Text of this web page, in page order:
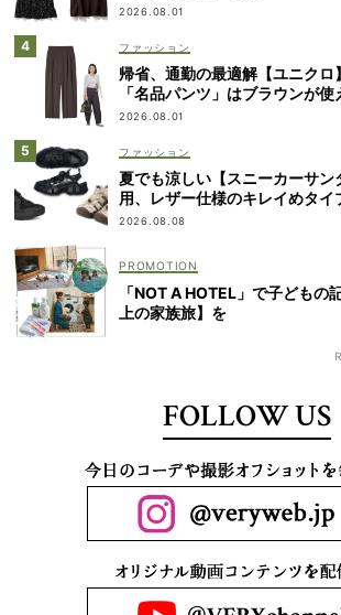
2026.08.01
ファッション
帰省、通勤の最適解【ユニクロ
「名品パンツ」はブラウンが使
2026.08.01
ファッション
夏でも涼しい【スニーカーサ
用、レザー仕様のキレイめタイ
2026.08.08
「NOT A HOTEL」で子どもの
上の家族旅】を
FOLLOW US